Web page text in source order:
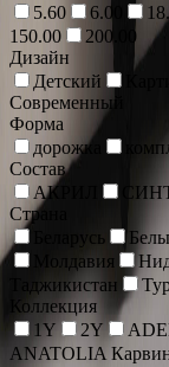
5.60
6.00
150.00
200.00
Дизайн
Детский
Современный
Форма
дорожка
Состав
АКРИЛ
Страна
Беларусь
Молдавия
Таджикистан
Коллекция
1Y
2Y
ANATOLIA